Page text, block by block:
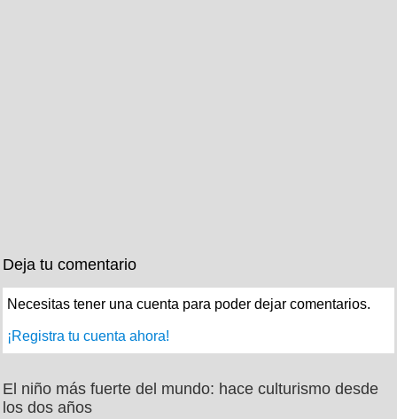
Deja tu comentario
Necesitas tener una cuenta para poder dejar comentarios.
¡Registra tu cuenta ahora!
El niño más fuerte del mundo: hace culturismo desde
los dos años